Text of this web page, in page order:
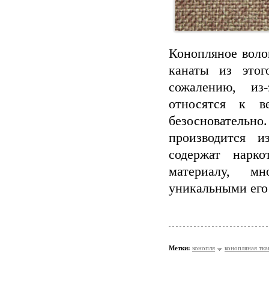
Конопляное
канаты из
сожалению,
относятся к
производится
содержат
материалу,
уникальными
Метки: конопля конопляная